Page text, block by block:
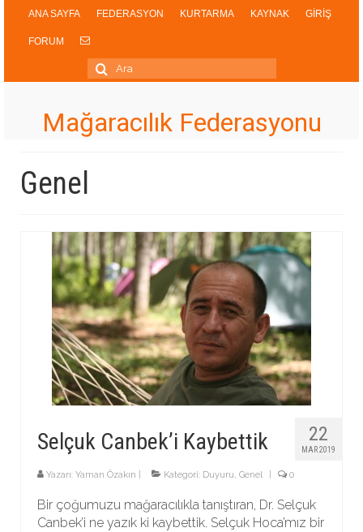
ANA SAYFA FEDERASYON KURTARMA KAYNAK GİRİŞ
FORUM
Şunu
ara:
Mağaracılık Federasyonu
Genel
22
MAR 2019
Selçuk Canbek’i Kaybettik
Yazarı: Yaman Özakın Kategori: Duyuru, Genel 0
Bir çoğumuzu mağaracılıkla tanıştıran, Dr. Selçuk
Canbek’i ne yazık ki kaybettik. Selçuk Hoca’mız bir